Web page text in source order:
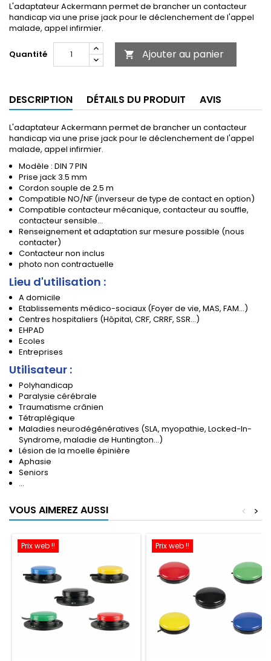
L'adaptateur Ackermann permet de brancher un contacteur
handicap via une prise jack pour le déclenchement de l'appel
malade, appel infirmier.
Quantité  Ajouter au panier
DESCRIPTION DÉTAILS DU PRODUIT AVIS
L'adaptateur Ackermann permet de brancher un contacteur
handicap via une prise jack pour le déclenchement de l'appel
malade, appel infirmier.
Modèle : DIN 7 PIN
Prise jack 3.5 mm
Cordon souple de 2.5 m
Compatible NO/NF (inverseur de type de contact en option)
Compatible contacteur mécanique, contacteur au souffle,
contacteur sensible...
Renseignement et adaptation sur mesure possible (nous
contacter)
Contacteur non inclus
photo non contractuelle
Lieu d'utilisation :
A domicile
Etablissements médico-sociaux (Foyer de vie, MAS, FAM...)
Centres hospitaliers (Hôpital, CRF, CRRF, SSR...)
EHPAD
Ecoles
Entreprises
Utilisateur :
Polyhandicap
Paralysie cérébrale
Traumatisme crânien
Tétraplégique
Maladies neurodégénératives (SLA, myopathie, Locked-In-
Syndrome, maladie de Huntington...)
Lésion de la moelle épinière
Aphasie
Seniors
...
VOUS AIMEREZ AUSSI >
<
Prix web !! Prix web !!